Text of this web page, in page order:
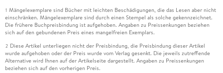
1 Mängelexemplare sind Bücher mit leichten Beschädigungen, die das Lesen aber nicht
einschränken. Mängelexemplare sind durch einen Stempel als solche gekennzeichnet.
Die frühere Buchpreisbindung ist aufgehoben. Angaben zu Preissenkungen beziehen
sich auf den gebundenen Preis eines mangelfreien Exemplars.
2 Diese Artikel unterliegen nicht der Preisbindung, die Preisbindung dieser Artikel
wurde aufgehoben oder der Preis wurde vom Verlag gesenkt. Die jeweils zutreffende
Alternative wird Ihnen auf der Artikelseite dargestellt. Angaben zu Preissenkungen
beziehen sich auf den vorherigen Preis.